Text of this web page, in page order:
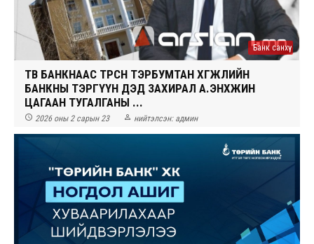
Банк санхүү
ТӨВ БАНКНААС ТӨРСӨН ТЭРБУМТАН ХӨГЖЛИЙН
БАНКНЫ ТЭРГҮҮН ДЭД ЗАХИРАЛ А.ЭНХЖИН
ЦАГААН ТУГАЛГАНЫ ...
 2026 оны 2 сарын 23  нийтэлсэн: админ